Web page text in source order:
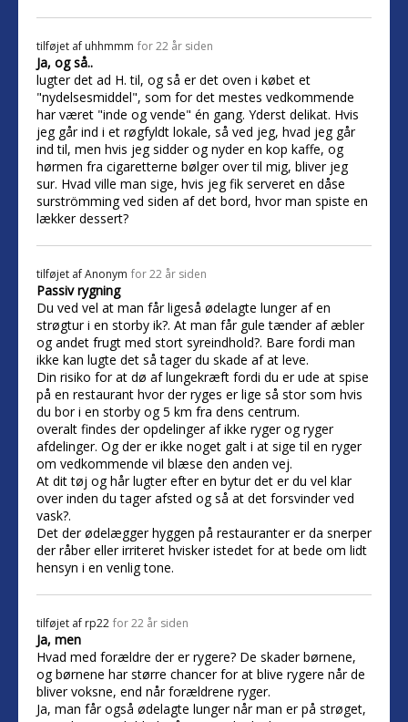
tilføjet af uhhmmm for 22 år siden
Ja, og så..
lugter det ad H. til, og så er det oven i købet et
"nydelsesmiddel", som for det mestes vedkommende
har været "inde og vende" én gang. Yderst delikat. Hvis
jeg går ind i et røgfyldt lokale, så ved jeg, hvad jeg går
ind til, men hvis jeg sidder og nyder en kop kaffe, og
hørmen fra cigaretterne bølger over til mig, bliver jeg
sur. Hvad ville man sige, hvis jeg fik serveret en dåse
surströmming ved siden af det bord, hvor man spiste en
lækker dessert?
tilføjet afAnonym for 22 år siden
Passiv rygning
Du ved vel at man får ligeså ødelagte lunger af en
strøgtur i en storby ik?. At man får gule tænder af æbler
og andet frugt med stort syreindhold?. Bare fordi man
ikke kan lugte det så tager du skade af at leve.
Din risiko for at dø af lungekræft fordi du er ude at spise
på en restaurant hvor der ryges er lige så stor som hvis
du bor i en storby og 5 km fra dens centrum.
overalt findes der opdelinger af ikke ryger og ryger
afdelinger. Og der er ikke noget galt i at sige til en ryger
om vedkommende vil blæse den anden vej.
At dit tøj og hår lugter efter en bytur det er du vel klar
over inden du tager afsted og så at det forsvinder ved
vask?.
Det der ødelægger hyggen på restauranter er da snerper
der råber eller irriteret hvisker istedet for at bede om lidt
hensyn i en venlig tone.
tilføjet af rp22 for 22 år siden
Ja, men
Hvad med forældre der er rygere? De skader børnene,
og børnene har større chancer for at blive rygere når de
bliver voksne, end når forældrene ryger.
Ja, man får også ødelagte lunger når man er på strøget,